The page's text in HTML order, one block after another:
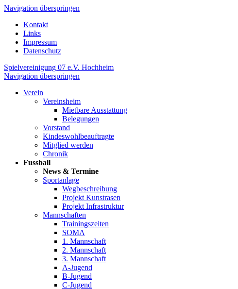
Navigation überspringen
Kontakt
Links
Impressum
Datenschutz
Spielvereinigung 07 e.V. Hochheim
Navigation überspringen
Verein
Vereinsheim
Mietbare Ausstattung
Belegungen
Vorstand
Kindeswohlbeauftragte
Mitglied werden
Chronik
Fussball
News & Termine
Sportanlage
Wegbeschreibung
Projekt Kunstrasen
Projekt Infrastruktur
Mannschaften
Trainingszeiten
SOMA
1. Mannschaft
2. Mannschaft
3. Mannschaft
A-Jugend
B-Jugend
C-Jugend